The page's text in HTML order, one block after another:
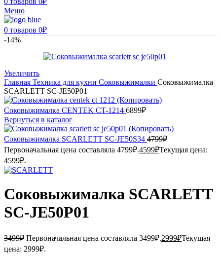
Меню
0 товаров 0₽
-14%
Увеличить
Главная Техника для кухни Соковыжималки Соковыжималка
SCARLETT SC-JE50P01
Соковыжималка CENTEK CT-1214 6899₽
Вернуться в каталог
Соковыжималка SCARLETT SC-JE50S34 4799₽
Первоначальная цена составляла 4799₽.4599₽Текущая цена:
4599₽.
Соковыжималка SCARLETT
SC-JE50P01
3499₽ Первоначальная цена составляла 3499₽.2999₽Текущая
цена: 2999₽.